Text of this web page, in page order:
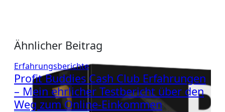
Ähnlicher Beitrag
Erfahrungsberichte
Profit Buddies Cash Club Erfahrungen
– Mein ehrlicher Testbericht über den
Weg zum Online-Einkommen